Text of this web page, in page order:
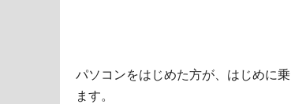
パソコンをはじめた方が、はじめに
ます。